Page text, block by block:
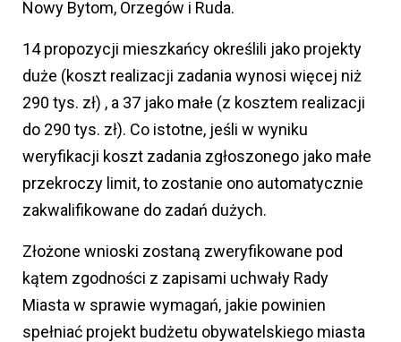
Nowy Bytom, Orzegów i Ruda.
14 propozycji mieszkańcy określili jako projekty
duże (koszt realizacji zadania wynosi więcej niż
290 tys. zł) , a 37 jako małe (z kosztem realizacji
do 290 tys. zł). Co istotne, jeśli w wyniku
weryfikacji koszt zadania zgłoszonego jako małe
przekroczy limit, to zostanie ono automatycznie
zakwalifikowane do zadań dużych.
Złożone wnioski zostaną zweryfikowane pod
kątem zgodności z zapisami uchwały Rady
Miasta w sprawie wymagań, jakie powinien
spełniać projekt budżetu obywatelskiego miasta